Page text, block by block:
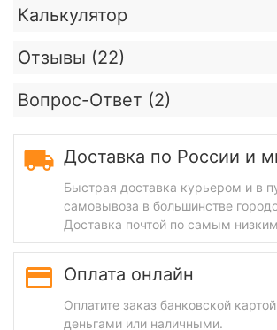
Калькулятор
Отзывы (22)
Вопрос-Ответ (2)
Доставка по России и
Быстрая доставка курьером и в
самовывоза в большинстве
Доставка почтой по самым
Оплата онлайн
Оплатите заказ банковской
деньгами или наличными.